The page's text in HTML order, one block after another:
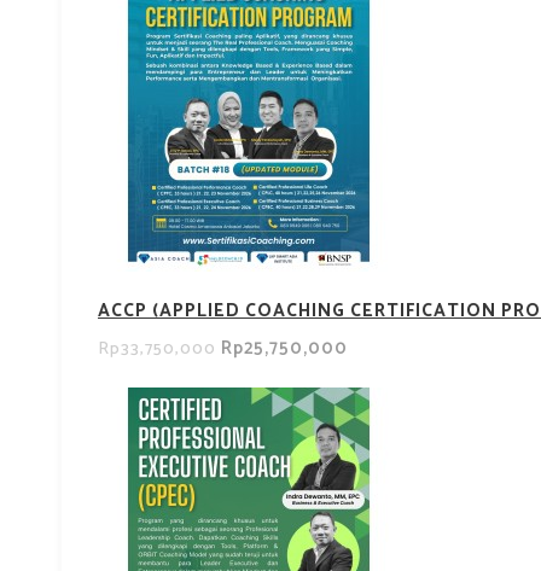
ACCP (APPLIED COACHING CERTIFICATION
Rp33,750,000 Rp25,750,000